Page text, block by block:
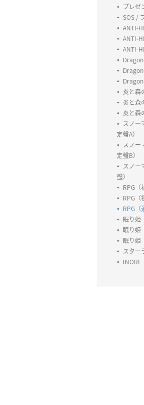
プレゼ
SOS /
ANTI-
ANTI-
ANTI-
Dragon
Dragon
炎と森
炎と森
炎と森
スノー
定盤A）
スノー
定盤B）
スノー
盤）
RPG（
RPG（
RPG（
眠り姫
眠り姫
眠り姫
スター
INORI